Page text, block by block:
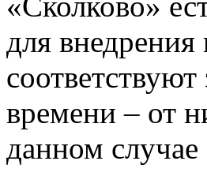
для
времени – от
данном случае